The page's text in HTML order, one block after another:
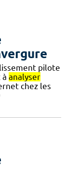
pilote
à analyser
chez les